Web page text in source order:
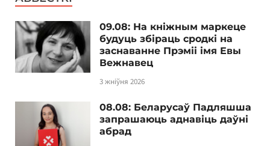
09.08: На кніжным маркеце
будуць збіраць сродкі на
заснаванне Прэміі імя Евы
Вежнавец
3 жніўня 2026
08.08: Беларусаў Падляшша
запрашаюць аднавіць даўні
абрад